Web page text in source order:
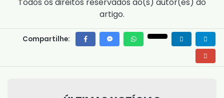
artigo.
Compartilhe: